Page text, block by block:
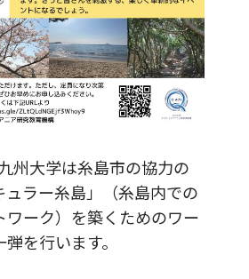
州大学は糸島市の協力の
ュラー糸島」（糸島内での
ワーク）を築くためのワー
を行います。